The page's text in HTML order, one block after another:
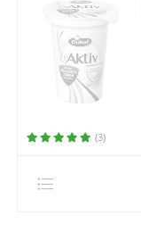
(3)